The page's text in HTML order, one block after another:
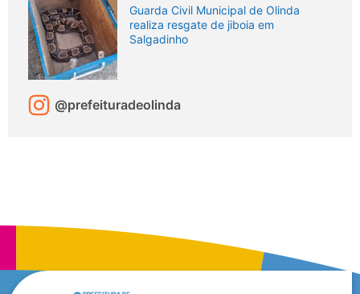
Guarda Civil Municipal de Olinda
realiza resgate de jiboia em
Salgadinho
@prefeituradeolinda